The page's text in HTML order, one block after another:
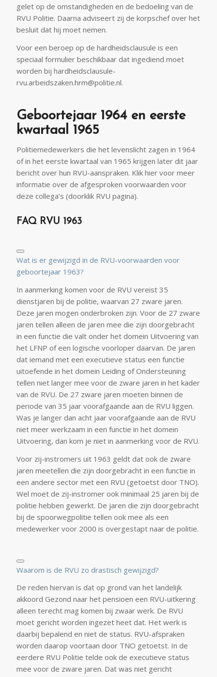
gelet op de omstandigheden en de bedoeling van de
RVU Politie. Daarna adviseert zij de korpschef over het
besluit dat hij moet nemen.
Voor een beroep op de hardheidsclausule is een
speciaal formulier beschikbaar dat ingediend moet
worden bij hardheidsclausule-
rvu.arbeidszaken.hrm@politie.nl.
Geboortejaar 1964 en eerste
kwartaal 1965
Politiemedewerkers die het levenslicht zagen in 1964
of in het eerste kwartaal van 1965 krijgen later dit jaar
bericht over hun RVU-aanspraken. Klik hier voor meer
informatie over de afgesproken voorwaarden voor
deze collega’s (doorklik RVU pagina).
FAQ RVU 1963
Wat is er gewijzigd in de RVU-voorwaarden voor
geboortejaar 1963?
In aanmerking komen voor de RVU vereist 35
dienstjaren bij de politie, waarvan 27 zware jaren.
Deze jaren mogen onderbroken zijn. Voor de 27 zware
jaren tellen alleen de jaren mee die zijn doorgebracht
in een functie die valt onder het domein Uitvoering van
het LFNP of een logische voorloper daarvan. De jaren
dat iemand met een executieve status een functie
uitoefende in het domein Leiding of Ondersteuning
tellen niet langer mee voor de zware jaren in het kader
van de RVU. De 27 zware jaren moeten binnen de
periode van 35 jaar voorafgaande aan de RVU liggen.
Was je langer dan acht jaar voorafgaande aan de RVU
niet meer werkzaam in een functie in het domein
Uitvoering, dan kom je niet in aanmerking voor de RVU.
Voor zij-instromers uit 1963 geldt dat ook de zware
jaren meetellen die zijn doorgebracht in een functie in
een andere sector met een RVU (getoetst door TNO).
Wel moet de zij-instromer ook minimaal 25 jaren bij de
politie hebben gewerkt. De jaren die zijn doorgebracht
bij de spoorwegpolitie tellen ook mee als een
medewerker voor 2000 is overgestapt naar de politie.
Waarom is de RVU zo drastisch gewijzigd?
De reden hiervan is dat op grond van het landelijk
akkoord Gezond naar het pensioen een RVU-uitkering
alleen terecht mag komen bij zwaar werk. De RVU
moet gericht worden ingezet heet dat. Het werk is
daarbij bepalend en niet de status. RVU-afspraken
worden daarop voortaan door TNO getoetst. In de
eerdere RVU Politie telde ook de executieve status
mee voor de zware jaren. Dat was niet gericht